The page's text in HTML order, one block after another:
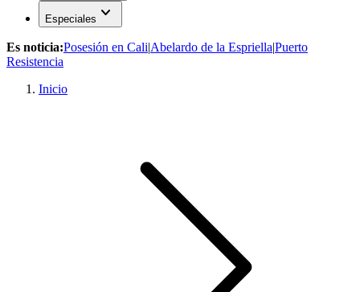
Especiales expand_more
Es noticia:Posesión en Cali|Abelardo de la Espriella|Puerto
Resistencia
Inicio